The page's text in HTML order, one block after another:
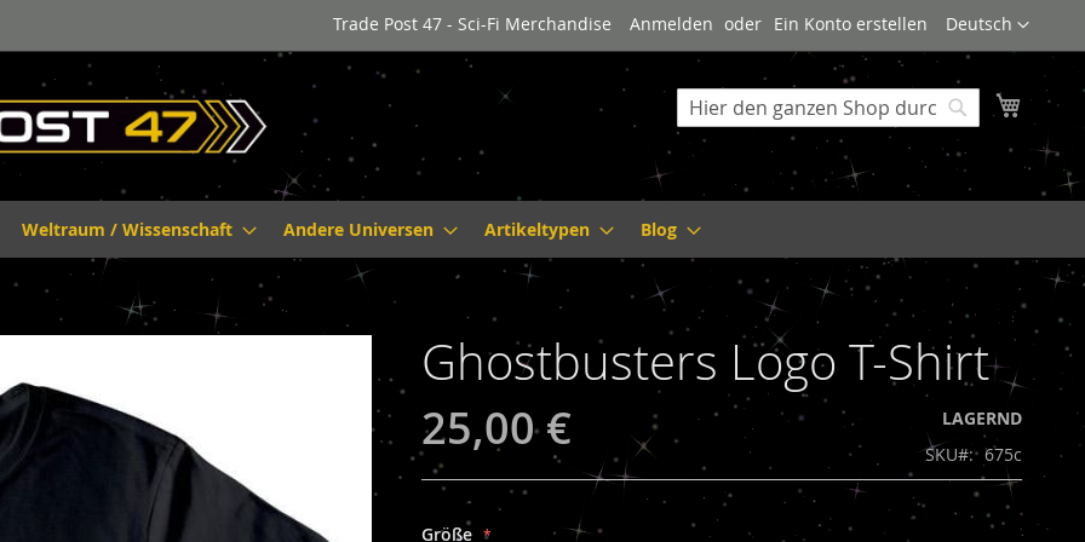
Sprache
Deutsch
Trade Post 47 - Sci-Fi Merchandise Anmelden Ein Konto erstellen
Mein
Suche
Suche
Weltraum / Wissenschaft Andere Universen Artikeltypen Blog
Ghostbusters Logo T-Shirt
25,00 €
LAGERND
SKU
675c
Größe